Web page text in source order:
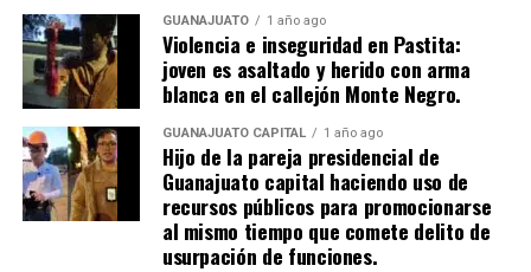
GUANAJUATO 1 año ago
Violencia e inseguridad en Pastita:
joven es asaltado y herido con arma
blanca en el callejón Monte Negro.
GUANAJUATO CAPITAL 1 año ago
Hijo de la pareja presidencial de
Guanajuato capital haciendo uso de
recursos públicos para promocionarse
al mismo tiempo que comete delito de
usurpación de funciones.